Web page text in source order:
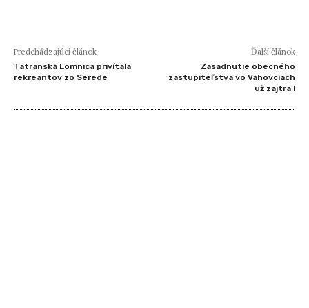
Predchádzajúci článok
Tatranská Lomnica privítala
rekreantov zo Serede
Ďalší článok
Zasadnutie obecného
zastupiteľstva vo Váhovciach
už zajtra !